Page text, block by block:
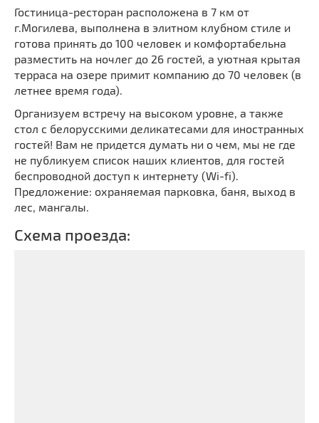
Гостиница-ресторан расположена в 7 км от
г.Могилева, выполнена в элитном клубном стиле и
готова принять до 100 человек и комфортабельна
разместить на ночлег до 26 гостей, а уютная крытая
терраса на озере примит компанию до 70 человек (в
летнее время года).
Организуем встречу на высоком уровне, а также
стол с белорусскими деликатесами для иностранных
гостей! Вам не придется думать ни о чем, мы не где
не публикуем список наших клиентов, для гостей
беспроводной доступ к интернету (Wi-fi).
Предложение: охраняемая парковка, баня, выход в
лес, мангалы.
Схема проезда: